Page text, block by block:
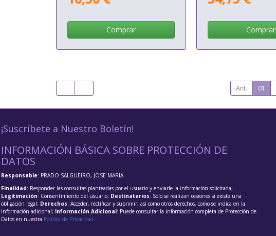
Comprar Comprar
Ant. 01
¡Suscríbete a Nuestro Boletín!
INFORMACIÓN BÁSICA SOBRE PROTECCIÓN DE
DATOS
Responsable: PRADO SALGUEIRO, JOSE MARIA
Finalidad: Responder las consultas planteadas por el usuario y enviarle la información solicitada;
Legitimación: Consentimiento del usuario; Destinatarios: Solo se realizan cesiones si existe una
obligación legal; Derechos: Acceder, rectificar y suprimir, así como otros derechos, como se indica en la
información adicional; Información Adicional: Puede consultar la información completa de Protección de
Datos en nuestra Política de Privacidad.